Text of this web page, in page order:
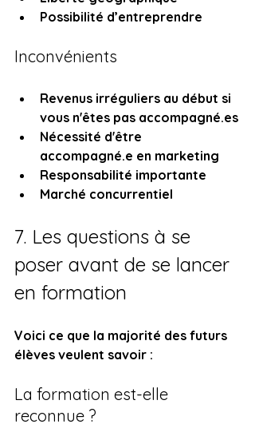
Possibilité d’entreprendre
Inconvénients
Revenus irréguliers au début si
vous n'êtes pas accompagné.es
Nécessité d'être
accompagné.e en marketing
Responsabilité importante
Marché concurrentiel
7. Les questions à se
poser avant de se lancer
en formation
Voici ce que la majorité des futurs
élèves veulent savoir :
La formation est-elle
reconnue ?